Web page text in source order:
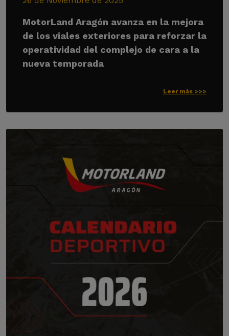
MotorLand Aragón avanza en la mejora
de los viales exteriores para reforzar la
operatividad del complejo de cara a la
nueva temporada
Leer más >>>